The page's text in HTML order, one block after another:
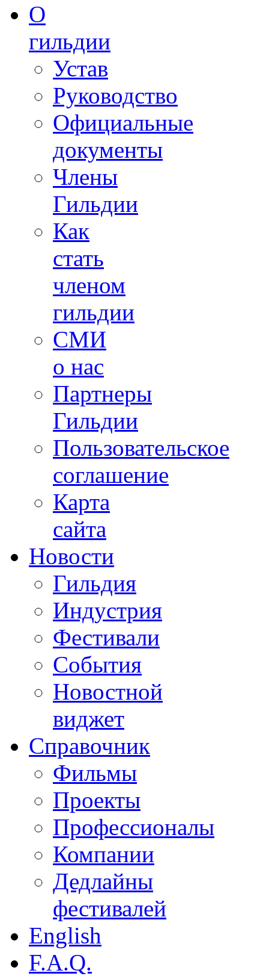
О
гильдии
Устав
Руководство
Официальные
документы
Члены
Гильдии
Как
стать
членом
гильдии
СМИ
о нас
Партнеры
Гильдии
Пользовательское
соглашение
Карта
сайта
Новости
Гильдия
Индустрия
Фестивали
События
Новостной
виджет
Справочник
Фильмы
Проекты
Профессионалы
Компании
Дедлайны
фестивалей
English
F.A.Q.